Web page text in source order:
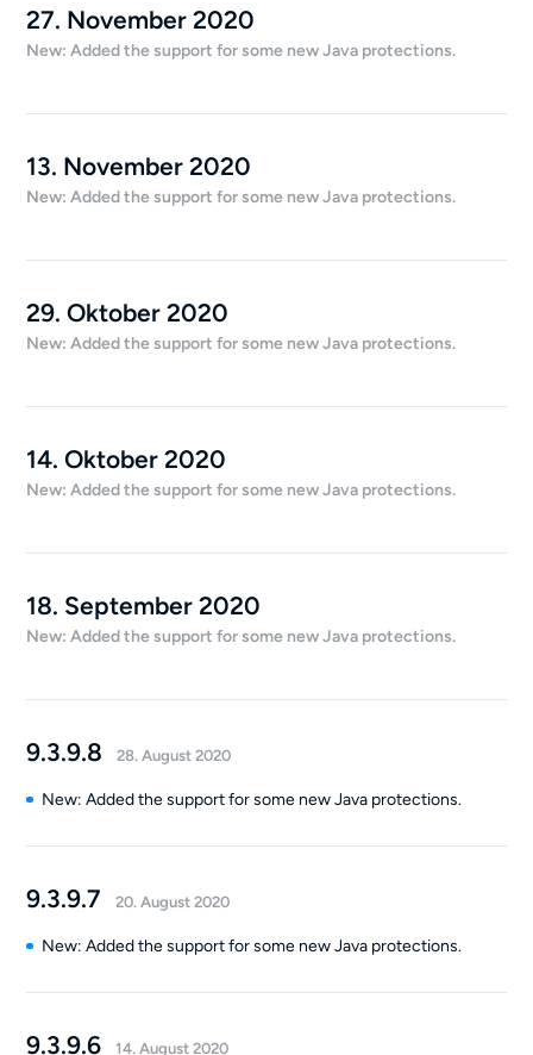
27. November 2020
New: Added the support for some new Java protections.
13. November 2020
New: Added the support for some new Java protections.
29. Oktober 2020
New: Added the support for some new Java protections.
14. Oktober 2020
New: Added the support for some new Java protections.
18. September 2020
New: Added the support for some new Java protections.
9.3.9.8 28. August 2020
New: Added the support for some new Java protections.
9.3.9.7 20. August 2020
New: Added the support for some new Java protections.
9.3.9.6 14. August 2020